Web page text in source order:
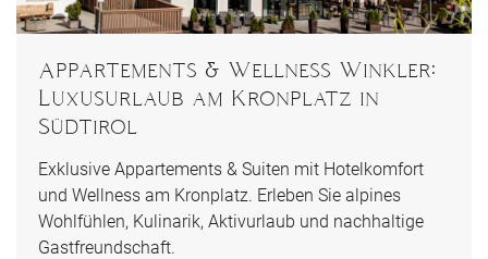
Appartements & Wellness Winkler:
Luxusurlaub am Kronplatz in
Südtirol
Exklusive Appartements & Suiten mit Hotelkomfort
und Wellness am Kronplatz. Erleben Sie alpines
Wohlfühlen, Kulinarik, Aktivurlaub und nachhaltige
Gastfreundschaft.